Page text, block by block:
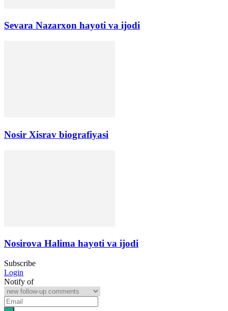
Sevara Nazarxon hayoti va ijodi
Nosir Xisrav biografiyasi
Nosirova Halima hayoti va ijodi
Subscribe
Login
Notify of